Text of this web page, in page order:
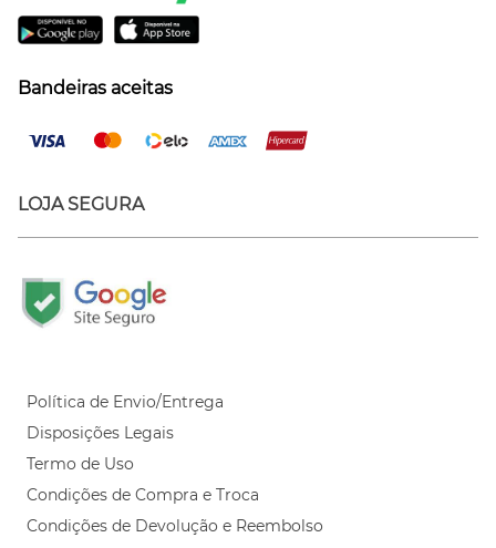
Bandeiras aceitas
LOJA SEGURA
Política de Envio/Entrega
Disposições Legais
Termo de Uso
Condições de Compra e Troca
Condições de Devolução e Reembolso